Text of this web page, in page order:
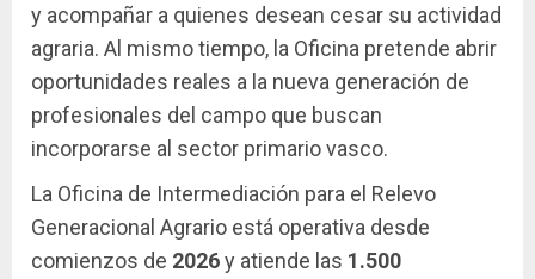
y acompañar a quienes desean cesar su actividad
agraria. Al mismo tiempo, la Oficina pretende abrir
oportunidades reales a la nueva generación de
profesionales del campo que buscan
incorporarse al sector primario vasco.
La Oficina de Intermediación para el Relevo
Generacional Agrario está operativa desde
comienzos de 2026y atiende las 1.500